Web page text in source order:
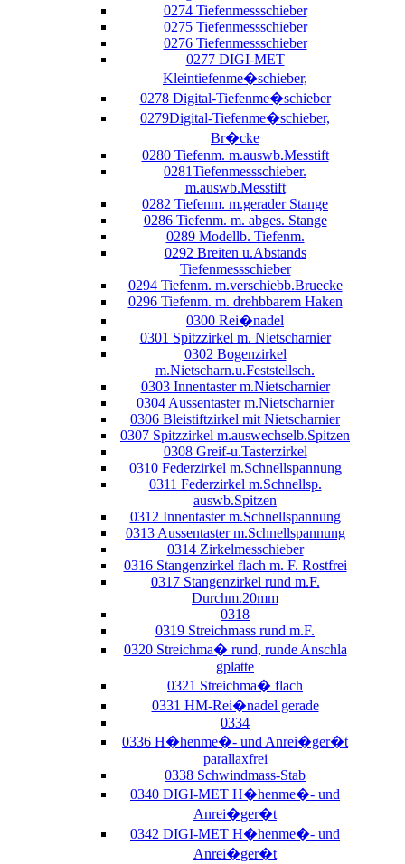
0274 Tiefenmessschieber
0275 Tiefenmessschieber
0276 Tiefenmessschieber
0277 DIGI-MET
Kleintiefenme�schieber,
0278 Digital-Tiefenme�schieber
0279Digital-Tiefenme�schieber,
Br�cke
0280 Tiefenm. m.auswb.Messtift
0281Tiefenmessschieber.
m.auswb.Messtift
0282 Tiefenm. m.gerader Stange
0286 Tiefenm. m. abges. Stange
0289 Modellb. Tiefenm.
0292 Breiten u.Abstands
Tiefenmessschieber
0294 Tiefenm. m.verschiebb.Bruecke
0296 Tiefenm. m. drehbbarem Haken
0300 Rei�nadel
0301 Spitzzirkel m. Nietscharnier
0302 Bogenzirkel
m.Nietscharn.u.Feststellsch.
0303 Innentaster m.Nietscharnier
0304 Aussentaster m.Nietscharnier
0306 Bleistiftzirkel mit Nietscharnier
0307 Spitzzirkel m.auswechselb.Spitzen
0308 Greif-u.Tasterzirkel
0310 Federzirkel m.Schnellspannung
0311 Federzirkel m.Schnellsp.
auswb.Spitzen
0312 Innentaster m.Schnellspannung
0313 Aussentaster m.Schnellspannung
0314 Zirkelmesschieber
0316 Stangenzirkel flach m. F. Rostfrei
0317 Stangenzirkel rund m.F.
Durchm.20mm
0318
0319 Streichmass rund m.F.
0320 Streichma� rund, runde Anschla
gplatte
0321 Streichma� flach
0331 HM-Rei�nadel gerade
0334
0336 H�henme�- und Anrei�ger�t
parallaxfrei
0338 Schwindmass-Stab
0340 DIGI-MET H�henme�- und
Anrei�ger�t
0342 DIGI-MET H�henme�- und
Anrei�ger�t